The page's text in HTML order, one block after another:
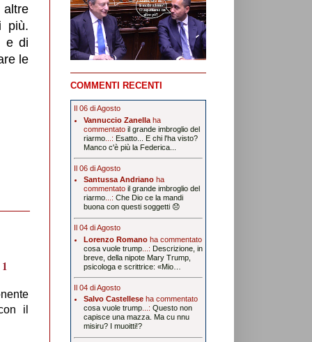
più.
e di
le
il
COMMENTI RECENTI
Il 06 di Agosto
Vannuccio Zanellaha
commentato il grande imbroglio del
riarmo...: Esatto... E chi l'ha visto?
Manco c'è più la Federica...
Il 06 di Agosto
Santussa Andrianoha
commentato il grande imbroglio del
riarmo...: Che Dio ce la mandi
buona con questi soggetti 😞
Il 04 di Agosto
Lorenzo Romanoha commentato
cosa vuole trump...: Descrizione, in
breve, della nipote Mary Trump,
psicologa e scrittrice: «Mio…
Il 04 di Agosto
Salvo Castelleseha commentato
cosa vuole trump...: Questo non
capisce una mazza. Ma cu nnu
misiru? I muoitti!?